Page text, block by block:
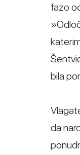
fazo
bila
da